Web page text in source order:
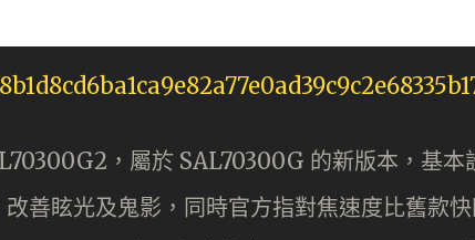
，屬於 SAL70300G 的新版本，基本
善眩光及鬼影，同時官方指對焦速度比舊款